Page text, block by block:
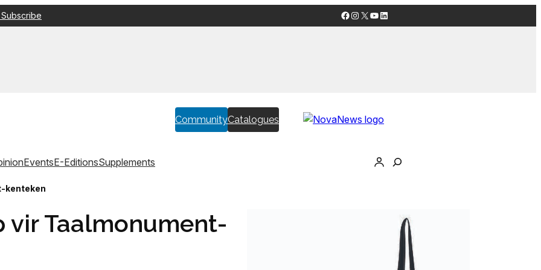
Facebook
Instagram
X YouTube
LinkedIn
CommunityCatalogues
EventsE-EditionsSupplements
kenteken
vir Taalmonument-